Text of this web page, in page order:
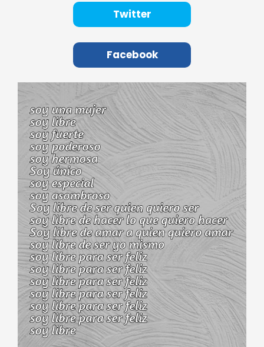
Twitter
Facebook